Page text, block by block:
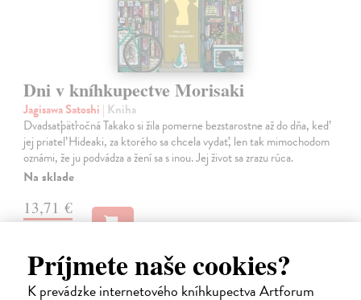
Príjmete naše cookies?
K prevádzke internetového kníhkupectva Artforum
Dni v kníhkupectve Morisaki
Jagisawa Satoshi | Kniha
Dvadsaťpäťročná Takako si žila pomerne bezstarostne až do dňa, keď
jej priateľ Hideaki, za ktorého sa chcela vydať, len tak mimochodom
oznámi, že ju podvádza a žení sa s inou. Jej život sa zrazu rúca.
Na sklade
13,71 €